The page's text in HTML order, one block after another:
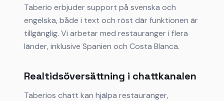
Taberio erbjuder support på svenska och
engelska, både i text och röst där funktionen är
tillgänglig. Vi arbetar med restauranger i flera
länder, inklusive Spanien och Costa Blanca.
Realtidsöversättning i chattkanalen
Taberios chatt kan hjälpa restauranger,